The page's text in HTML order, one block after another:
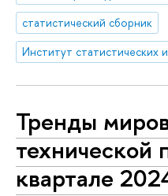
статистический сборник
Тренды
технической
квартале